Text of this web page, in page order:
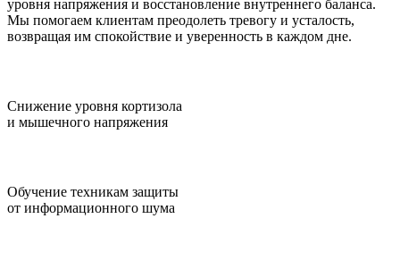
уровня напряжения и восстановление внутреннего баланса.
Мы помогаем клиентам преодолеть тревогу и усталость,
возвращая им спокойствие и уверенность в каждом дне.
Снижение уровня кортизола
и мышечного напряжения
Обучение техникам защиты
от информационного шума